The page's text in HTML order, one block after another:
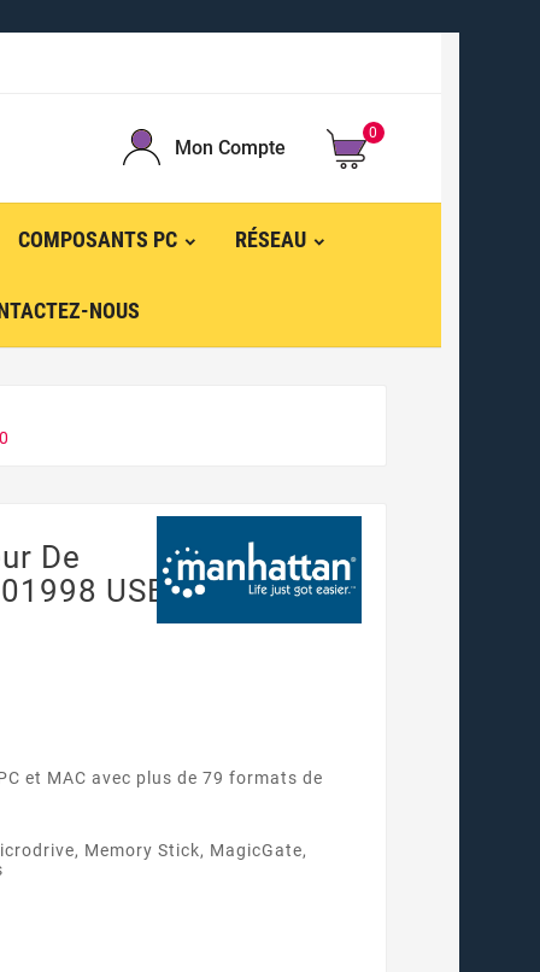
Mon Compte
0
COMPOSANTS PC RÉSEAU
NOUS
De
USB
et MAC avec plus de 79 formats de
Memory Stick, MagicGate,